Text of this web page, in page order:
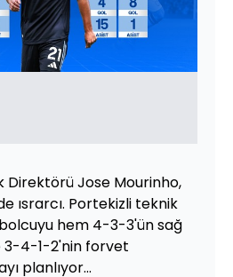
Direktörü Jose Mourinho,
ısrarcı. Portekizli teknik
hem 4-3-3'ün sağ
3-4-1-2'nin forvet
planlıyor...